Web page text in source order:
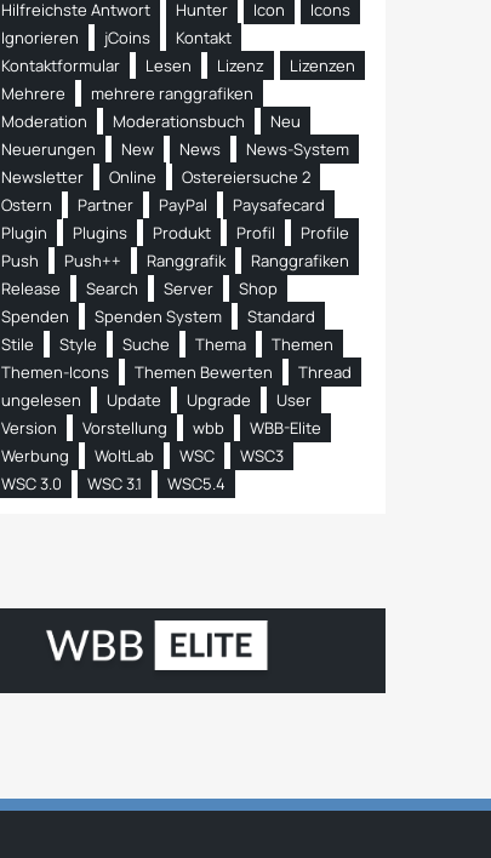
Hilfreichste Antwort
Hunter Icon
Icons
Ignorieren
jCoins
Kontakt
Kontaktformular
Lesen Lizenz
Lizenzen
Mehrere
mehrere ranggrafiken
Moderation
Moderationsbuch
Neu
Neuerungen
New News
News-System
Newsletter
Online
Ostereiersuche 2
Ostern
Partner PayPal
Paysafecard
Plugin
Plugins Produkt Profil
Profile
Push
Push++ Ranggrafik
Ranggrafiken
Release
Search Server
Shop
Spenden
Spenden System
Standard
Stile
Style Suche Thema
Themen
Themen-Icons
Themen Bewerten
Thread
ungelesen
Update Upgrade
User
Version
Vorstellung wbb
WBB-Elite
Werbung
WoltLab WSC
WSC3
WSC 3.0
WSC 3.1 WSC5.4